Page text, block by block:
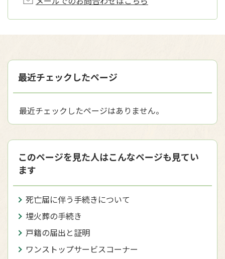
最近チェックしたページ
最近チェックしたページはありません。
このページを見た人はこんなページも見てい
ます
死亡届に伴う手続きについて
埋火葬の手続き
戸籍の届出と証明
ワンストップサービスコーナー